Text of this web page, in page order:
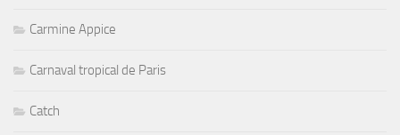
Carmine Appice
Carnaval tropical de Paris
Catch